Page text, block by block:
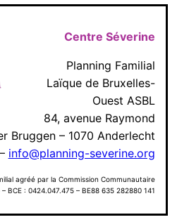
Centre Séverine
Planning Familial
Laïque de Bruxelles-
Ouest ASBL
84, avenue Raymond
Bruggen – 1070 Anderlecht
info@planning-severine.org
agréé par la Commission Communautaire
BCE : 0424.047.475 – BE88 635 282880 141